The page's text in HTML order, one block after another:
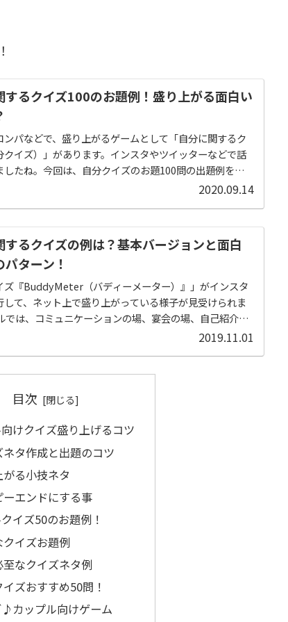
するクイズ100のお題例！盛り上がる面白い
ンパなどで、盛り上がるゲームとして「自分に関するク
クイズ）」があります。インスタやツイッターなどで話
したね。今回は、自分クイズのお題100問の出題例をご紹
思います！自分クイズで盛り上げるコツ初めに、自...
2020.09.14
するクイズの例は？基本バージョンと面白
ターン！
ズ『BuddyMeter（バディーメーター）』」がインスタ
して、ネット上で盛り上がっている様子が見受けられま
では、コミュニケーションの場、宴会の場、自己紹介が
のゲーム、コンパでやる、婚活でやる、といった感じで
けで「自分に関するクイズを作らないといけなくなった
えしますね。
2019.11.01
目次
けクイズ盛り上げるコツ
ネタ作成と出題のコツ
がる小技ネタ
ーエンドにする事
イズ50のお題例！
クイズお題例
至なクイズネタ例
イズおすすめ50問！
カップル向けゲーム